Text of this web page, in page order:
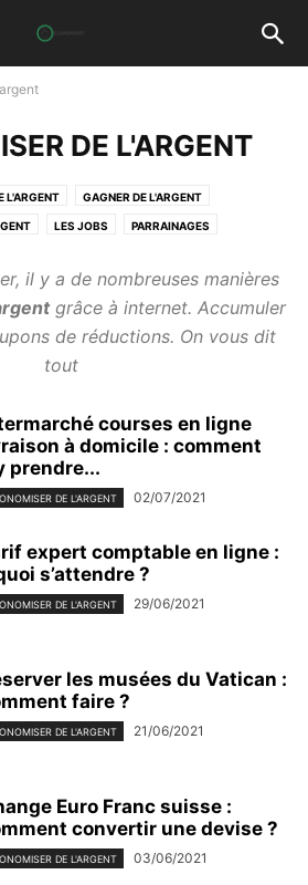
DE L'ARGENT
L'ARGENT GAGNER DE L'ARGENT
LES JOBS PARRAINAGES
il y a de nombreuses manières
grâce à internet. Accumuler
de réductions. On vous dit
tout
courses en ligne
à domicile : comment
prendre...
DE L'ARGENT 02/07/2021
expert comptable en ligne :
s’attendre ?
DE L'ARGENT 29/06/2021
les musées du Vatican :
faire ?
DE L'ARGENT 21/06/2021
Euro Franc suisse :
convertir une devise ?
DE L'ARGENT 03/06/2021